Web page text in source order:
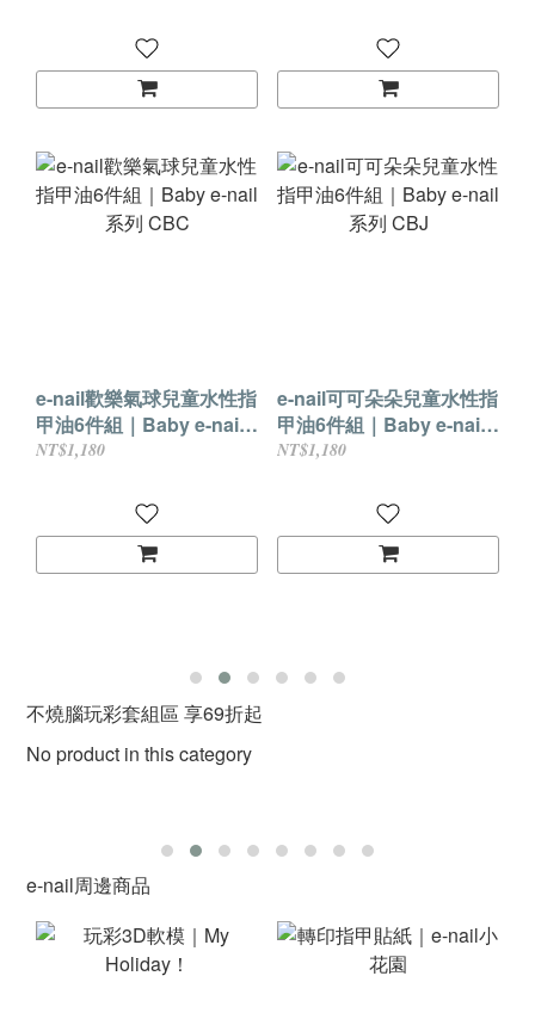
e-nail歡樂氣球兒童水性指
甲油6件組｜Baby e-nail
系列 CBC
NT$1,180
e-nail可可朵朵兒童水性指
甲油6件組｜Baby e-nail
系列 CBJ
NT$1,180
不燒腦玩彩套組區 享69折起
No product in this category
e-nail周邊商品